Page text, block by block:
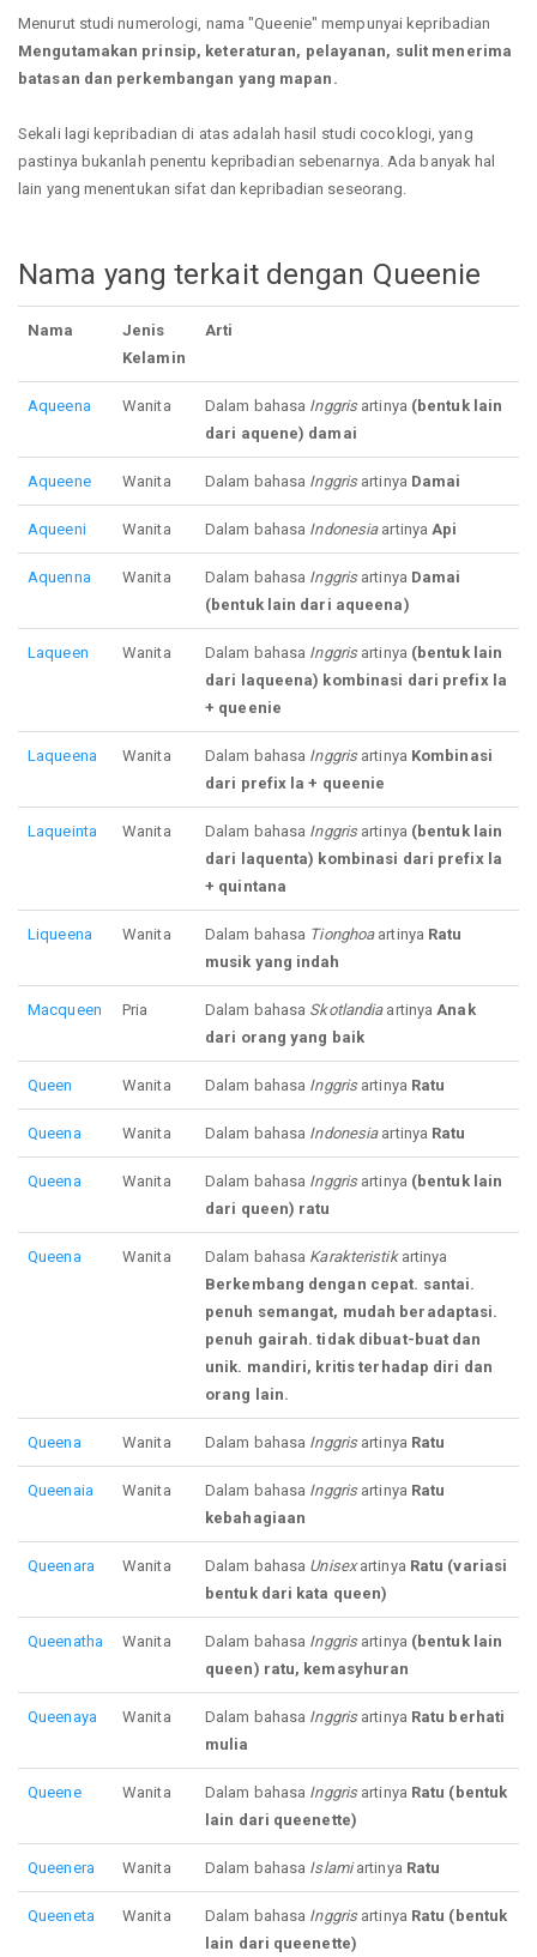
Menurut studi numerologi, nama "Queenie" mempunyai kepribadian
Mengutamakan prinsip, keteraturan, pelayanan, sulit menerima
batasan dan perkembangan yang mapan.
Sekali lagi kepribadian di atas adalah hasil studi cocoklogi, yang
pastinya bukanlah penentu kepribadian sebenarnya. Ada banyak hal
lain yang menentukan sifat dan kepribadian seseorang.
Nama yang terkait dengan Queenie
Nama
Jenis
Kelamin
Arti
Aqueena Wanita Dalam bahasa Inggrisartinya (bentuk lain
dari aquene) damai
Aqueene Wanita Dalam bahasa Inggrisartinya Damai
Aqueeni Wanita Dalam bahasa IndonesiaartinyaApi
Aquenna Wanita Dalam bahasa Inggrisartinya Damai
(bentuk lain dari aqueena)
Laqueen Wanita Dalam bahasa Inggrisartinya (bentuk lain
dari laqueena) kombinasi dari prefix la
+ queenie
Laqueena Wanita Dalam bahasa Inggrisartinya Kombinasi
dari prefix la + queenie
Laqueinta Wanita Dalam bahasa Inggrisartinya (bentuk lain
dari laquenta) kombinasi dari prefix la
+ quintana
Liqueena Wanita Dalam bahasa Tionghoaartinya Ratu
musik yang indah
Macqueen Pria Dalam bahasa SkotlandiaartinyaAnak
dari orang yang baik
Queen Wanita Dalam bahasa Inggrisartinya Ratu
Queena Wanita Dalam bahasa Indonesiaartinya Ratu
Queena Wanita Dalam bahasa Inggrisartinya (bentuk lain
dari queen) ratu
Queena Wanita Dalam bahasa Karakteristikartinya
Berkembang dengan cepat. santai.
penuh semangat, mudah beradaptasi.
penuh gairah. tidak dibuat-buat dan
unik. mandiri, kritis terhadap diri dan
orang lain.
Queena Wanita Dalam bahasa Inggrisartinya Ratu
Queenaia Wanita Dalam bahasa Inggrisartinya Ratu
kebahagiaan
Queenara Wanita Dalam bahasa Unisexartinya Ratu (variasi
bentuk dari kata queen)
Queenatha Wanita Dalam bahasa Inggrisartinya (bentuk lain
queen) ratu, kemasyhuran
Queenaya Wanita Dalam bahasa Inggrisartinya Ratu berhati
mulia
Queene Wanita Dalam bahasa Inggrisartinya Ratu (bentuk
lain dari queenette)
Queenera Wanita Dalam bahasa Islamiartinya Ratu
Queeneta Wanita Dalam bahasa Inggrisartinya Ratu (bentuk
lain dari queenette)